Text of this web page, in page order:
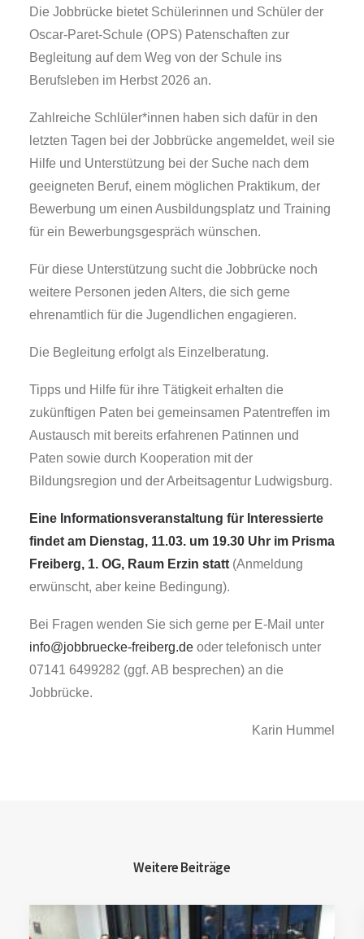
Die Jobbrücke bietet Schülerinnen und Schüler der
Oscar-Paret-Schule (OPS) Patenschaften zur
Begleitung auf dem Weg von der Schule ins
Berufsleben im Herbst 2026 an.
Zahlreiche Schlüler*innen haben sich dafür in den
letzten Tagen bei der Jobbrücke angemeldet, weil sie
Hilfe und Unterstützung bei der Suche nach dem
geeigneten Beruf, einem möglichen Praktikum, der
Bewerbung um einen Ausbildungsplatz und Training
für ein Bewerbungsgespräch wünschen.
Für diese Unterstützung sucht die Jobbrücke noch
weitere Personen jeden Alters, die sich gerne
ehrenamtlich für die Jugendlichen engagieren.
Die Begleitung erfolgt als Einzelberatung.
Tipps und Hilfe für ihre Tätigkeit erhalten die
zukünftigen Paten bei gemeinsamen Patentreffen im
Austausch mit bereits erfahrenen Patinnen und
Paten sowie durch Kooperation mit der
Bildungsregion und der Arbeitsagentur Ludwigsburg.
Eine Informationsveranstaltung für Interessierte
findet am Dienstag, 11.03. um 19.30 Uhr im Prisma
Freiberg, 1. OG, Raum Erzin statt (Anmeldung
erwünscht, aber keine Bedingung).
Bei Fragen wenden Sie sich gerne per E-Mail unter
info@jobbruecke-freiberg.de oder telefonisch unter
07141 6499282 (ggf. AB besprechen) an die
Jobbrücke.
Karin Hummel
Weitere Beiträge